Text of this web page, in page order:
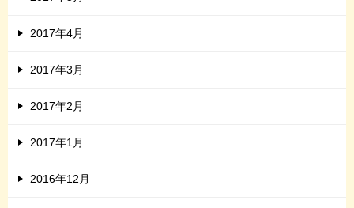
2017年4月
2017年3月
2017年2月
2017年1月
2016年12月